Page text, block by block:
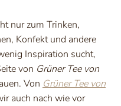
nur zum Trinken,
Konfekt und andere
Inspiration sucht,
von Grüner Tee von
Von Grüner Tee von
auch nach wie vor